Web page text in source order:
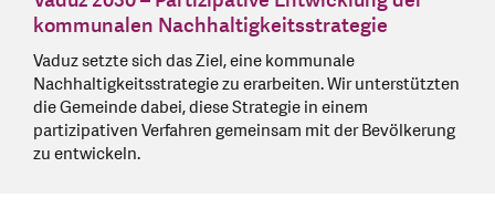
kommunalen Nachhaltigkeitsstrategie
Vaduz setzte sich das Ziel, eine kommunale
Nachhaltigkeitsstrategie zu erarbeiten. Wir unterstützten
die Gemeinde dabei, diese Strategie in einem
partizipativen Verfahren gemeinsam mit der Bevölkerung
zu entwickeln.